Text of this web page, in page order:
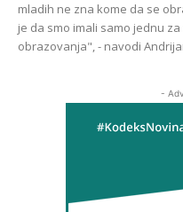
mladih ne zna kome da se
je da smo imali samo jednu
obrazovanja", - navodi
-